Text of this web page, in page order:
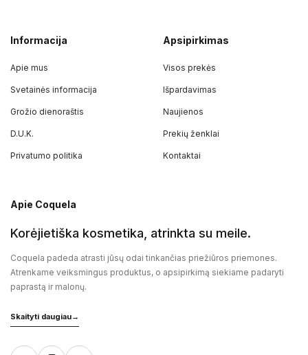
Informacija
Apie mus
Svetainės informacija
Grožio dienoraštis
D.U.K.
Privatumo politika
Apsipirkimas
Visos prekės
Išpardavimas
Naujienos
Prekių ženklai
Kontaktai
Apie Coquela
Korėjietiška kosmetika, atrinkta su meile.
Coquela padeda atrasti jūsų odai tinkančias priežiūros priemones.
Atrenkame veiksmingus produktus, o apsipirkimą siekiame padaryti
paprastą ir malonų.
Skaityti daugiau→